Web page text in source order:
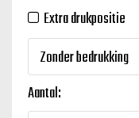
Extra drukpositie
Aantal: